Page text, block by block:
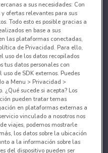
a sus necesidades: Con
ofertas relevantes para sus
Todo esto es posible gracias a
en base a sus
las plataformas conectadas,
de Privacidad. Para ello,
uso de los datos recopilados
tus datos personales con
de SDK externos. Puedes
a Menu > Privacidad >
¿Qué sucede si acepta? Los
pueden tratar temas
en plataformas externas a
vinculado a nosotros nos
viajes, podemos mostrarle
los datos sobre la ubicación
a la información sobre las
del dispositivo pueden ser